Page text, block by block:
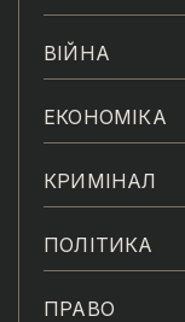
ВІЙНА
ЕКОНОМІКА
КРИМІНАЛ
ПОЛІТИКА
ПРАВО